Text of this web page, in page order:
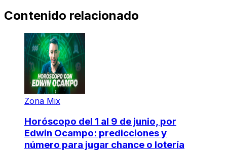
Contenido relacionado
Zona Mix
Horóscopo del 1 al 9 de junio, por
Edwin Ocampo: predicciones y
número para jugar chance o lotería